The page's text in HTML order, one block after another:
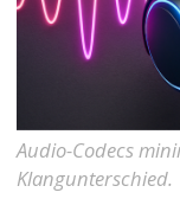
Audio-Codecs
Klangunterschied.